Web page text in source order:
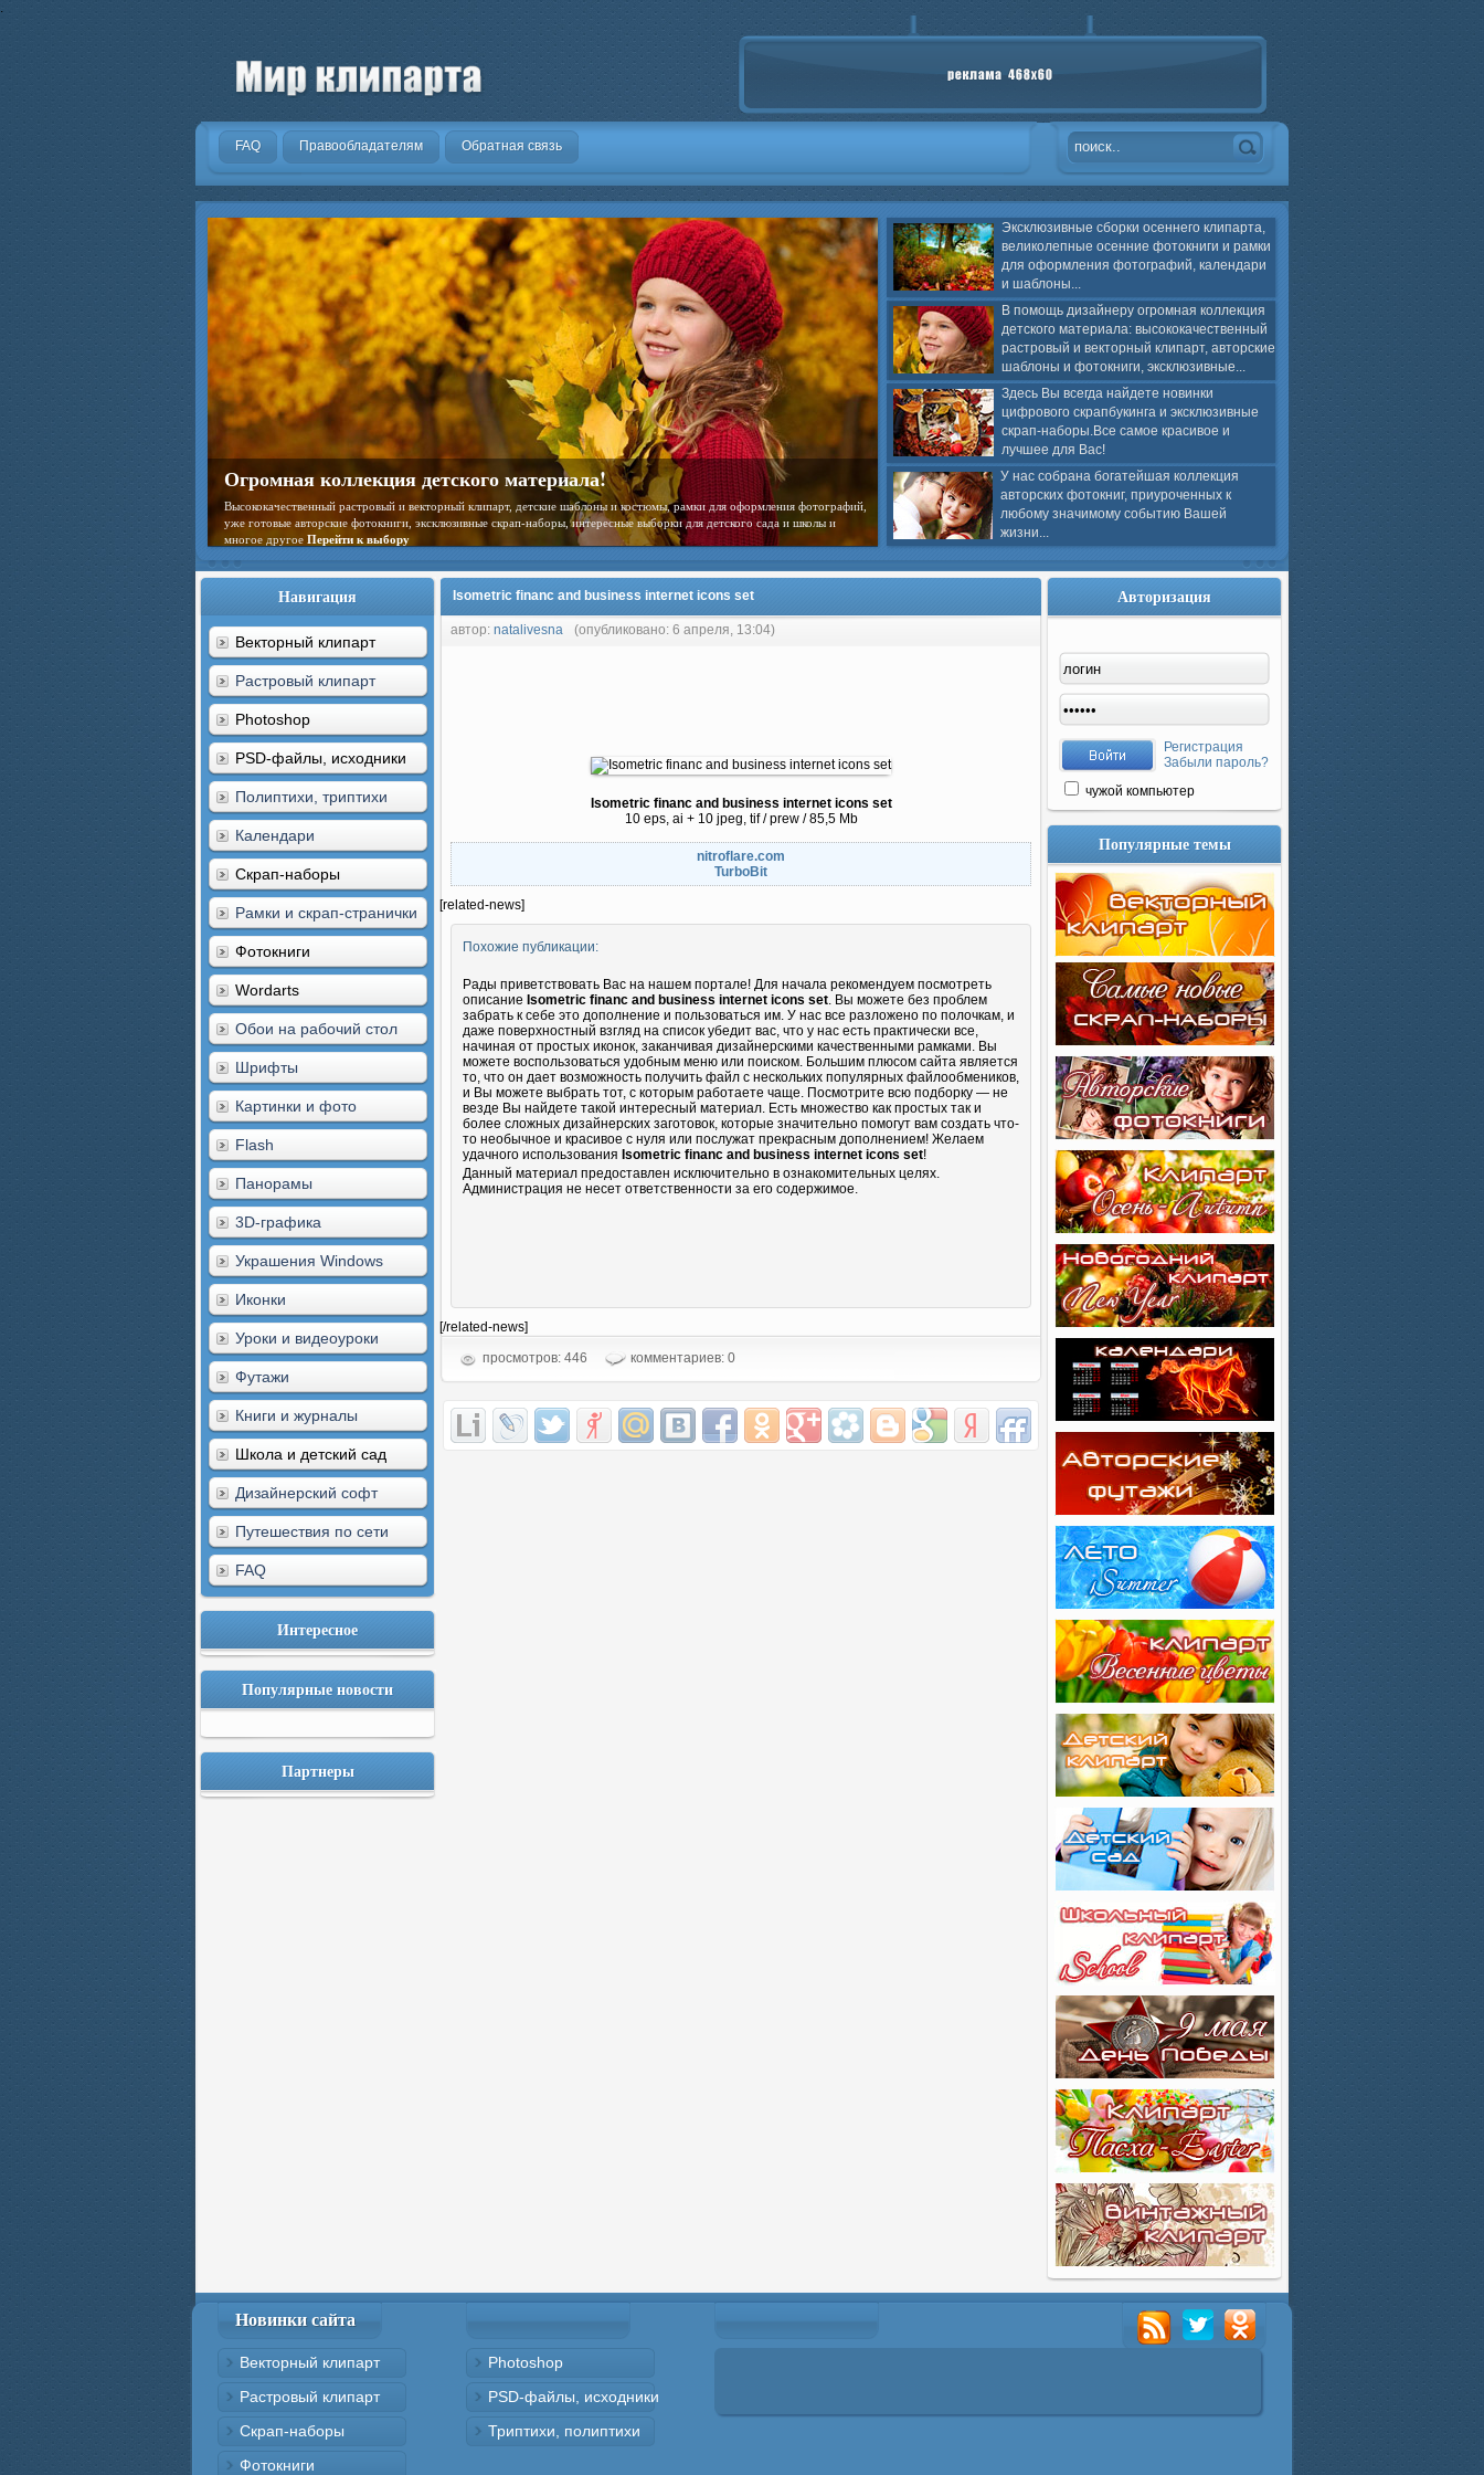
.
FAQ Правообладателям Обратная связь
Эксклюзивные сборки осеннего клипарта,
великолепные осенние фотокниги и рамки
для оформления фотографий, календари
и шаблоны...
В помощь дизайнеру огромная коллекция
детского материала: высококачественный
растровый и векторный клипарт, авторские
шаблоны и фотокниги, эксклюзивные...
Здесь Вы всегда найдете новинки
цифрового скрапбукинга и эксклюзивные
скрап-наборы.Все самое красивое и
лучшее для Вас!
У нас собрана богатейшая коллекция
авторских фотокниг, приуроченных к
любому значимому событию Вашей
жизни...
Огромная коллекция детского материала!
Высококачественный растровый и векторный клипарт, детские шаблоны и костюмы, рамки для оформления фотографий,
уже готовые авторские фотокниги, эксклюзивные скрап-наборы, интересные выборки для детского сада и школы и
многое другое Перейти к выбору
Навигация
Векторный клипарт
Растровый клипарт
Photoshop
PSD-файлы, исходники
Полиптихи, триптихи
Календари
Скрап-наборы
Рамки и скрап-странички
Фотокниги
Wordarts
Обои на рабочий стол
Шрифты
Картинки и фото
Flash
Панорамы
3D-графика
Украшения Windows
Иконки
Уроки и видеоуроки
Футажи
Книги и журналы
Школа и детский сад
Дизайнерский софт
Путешествия по сети
FAQ
Интересное
Популярные новости
Партнеры
Isometric financ and business internet icons set
автор: natalivesna (опубликовано: 6 апреля, 13:04)
Isometric financ and business internet icons set
10 eps, ai + 10 jpeg, tif / prew / 85,5 Mb
nitroflare.com
TurboBit
[related-news]
Похожие публикации:
Рады приветствовать Вас на нашем портале! Для начала рекомендуем посмотреть
описание Isometric financ and business internet icons set. Вы можете без проблем
забрать к себе это дополнение и пользоваться им. У нас все разложено по полочкам, и
даже поверхностный взгляд на список убедит вас, что у нас есть практически все,
начиная от простых иконок, заканчивая дизайнерскими качественными рамками. Вы
можете воспользоваться удобным меню или поиском. Большим плюсом сайта является
то, что он дает возможность получить файл с нескольких популярных файлообмеников,
и Вы можете выбрать тот, с которым работаете чаще. Посмотрите всю подборку — не
везде Вы найдете такой интересный материал. Есть множество как простых так и
более сложных дизайнерских заготовок, которые значительно помогут вам создать что-
то необычное и красивое с нуля или послужат прекрасным дополнением! Желаем
удачного использования Isometric financ and business internet icons set!
Данный материал предоставлен исключительно в ознакомительных целях.
Администрация не несет ответственности за его содержимое.
[/related-news]
просмотров: 446
комментариев: 0
Авторизация
Регистрация
Забыли пароль?
чужой компьютер
Популярные темы
Новинки сайта
Векторный клипарт
Растровый клипарт
Скрап-наборы
Фотокниги
Photoshop
PSD-файлы, исходники
Триптихи, полиптихи